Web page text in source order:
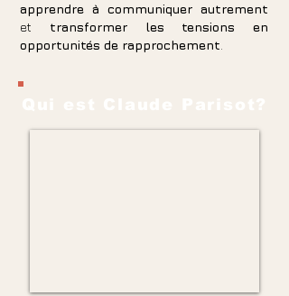
apprendre à communiquer autrement
et transformer les tensions en
opportunités de rapprochement